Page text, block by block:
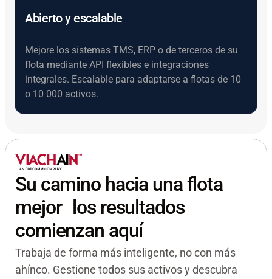
Abierto y escalable
Mejore los sistemas TMS, ERP o de terceros de su
flota mediante API flexibles e integraciones
integrales. Escalable para adaptarse a flotas de 10
o 10 000 activos.
Su camino hacia una flota
mejor los resultados
comienzan aquí
Trabaja de forma más inteligente, no con más
ahínco. Gestione todos sus activos y descubra